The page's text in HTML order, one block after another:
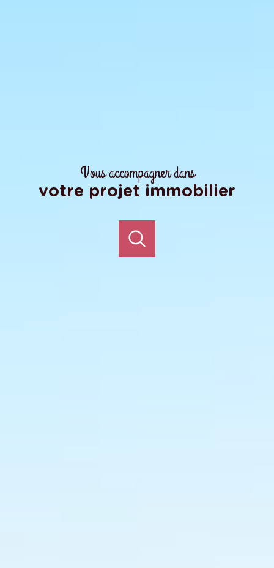
Vous accompagner dans
votre projet immobilier